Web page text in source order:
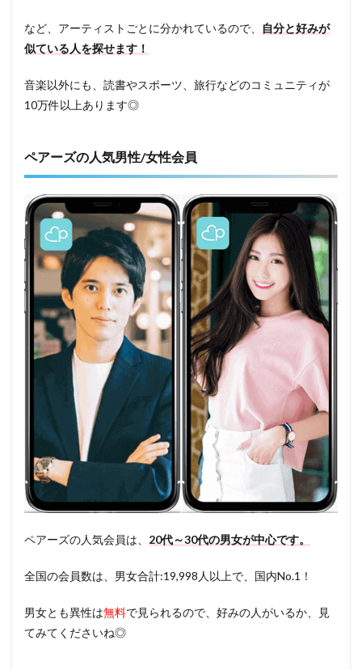
など、アーティストごとに分かれているので、
自分と好みが
似ている人を探せます！
音楽以外にも、読書やスポーツ、旅行などのコミュニティが
10万件以上あります◎
ペアーズの人気男性/女性会員
ペアーズの人気会員は、 20代～30代の男女が中心です。
全国の会員数は、男女合計:19,998人以上で、国内No.1！
男女とも異性は無料で見られるので、好みの人がいるか、見
てみてくださいね◎